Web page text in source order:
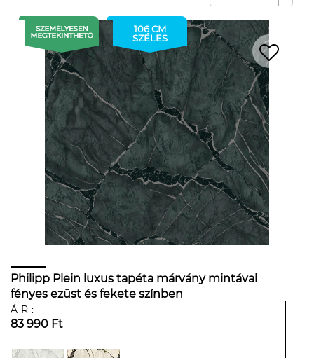
106 CM
SZÉLES
Philipp Plein luxus tapéta márvány mintával
fényes ezüst és fekete színben
ÁR:
83 990 Ft